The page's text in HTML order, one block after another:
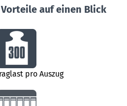
auf einen Blick
pro Auszug